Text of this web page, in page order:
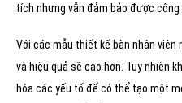
tích nhưng vẫn đảm bảo được công
Với các mẫu thiết kế bàn nhân
và hiệu quả sẽ cao hơn. Tuy nhiên
hóa các yếu tố để có thể tạo một